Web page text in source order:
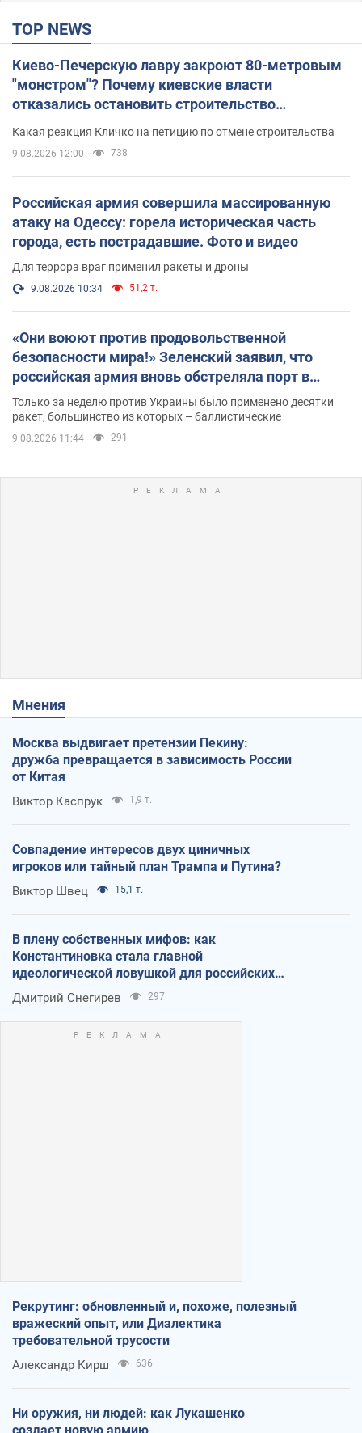
TOP NEWS
Киево-Печерскую лавру закроют 80-метровым
"монстром"? Почему киевские власти
отказались остановить строительство
Какая реакция Кличко на петицию по отмене строительства
9.08.2026 12:00 738
Российская армия совершила массированную
атаку на Одессу: горела историческая часть
города, есть пострадавшие. Фото и видео
Для террора враг применил ракеты и дроны
9.08.2026 10:34 51,2 т.
«Они воюют против продовольственной
безопасности мира!» Зеленский заявил, что
российская армия вновь обстреляла порт в
Одессе
Только за неделю против Украины было применено десятки
ракет, большинство из которых – баллистические
9.08.2026 11:44 291
Мнения
Москва выдвигает претензии Пекину:
дружба превращается в зависимость России
от Китая
Виктор Каспрук 1,9 т.
Совпадение интересов двух циничных
игроков или тайный план Трампа и Путина?
Виктор Швец 15,1 т.
В плену собственных мифов: как
Константиновка стала главной
идеологической ловушкой для российских
оккупантов
Дмитрий Снегирев 297
Рекрутинг: обновленный и, похоже, полезный
вражеский опыт, или Диалектика
требовательной трусости
Александр Кирш 636
Ни оружия, ни людей: как Лукашенко
создает новую армию